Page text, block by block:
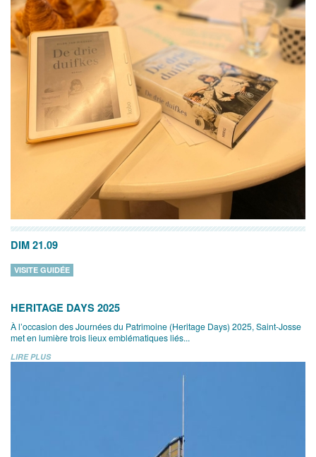
DIM 21.09
VISITE GUIDÉE
HERITAGE DAYS 2025
À l’occasion des Journées du Patrimoine (Heritage Days) 2025, Saint-Josse
met en lumière trois lieux emblématiques liés...
LIRE PLUS